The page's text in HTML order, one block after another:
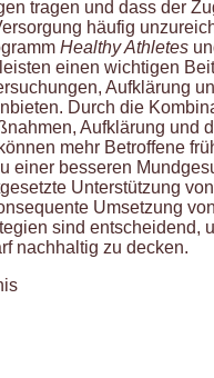
tragen und dass der
häufig
Healthy Athletes
leisten einen wichtigen
Aufklärung
Durch die
Aufklärung und
mehr Betroffene
einer besseren
Unterstützung
Umsetzung von
sind entscheidend,
nachhaltig zu decken.